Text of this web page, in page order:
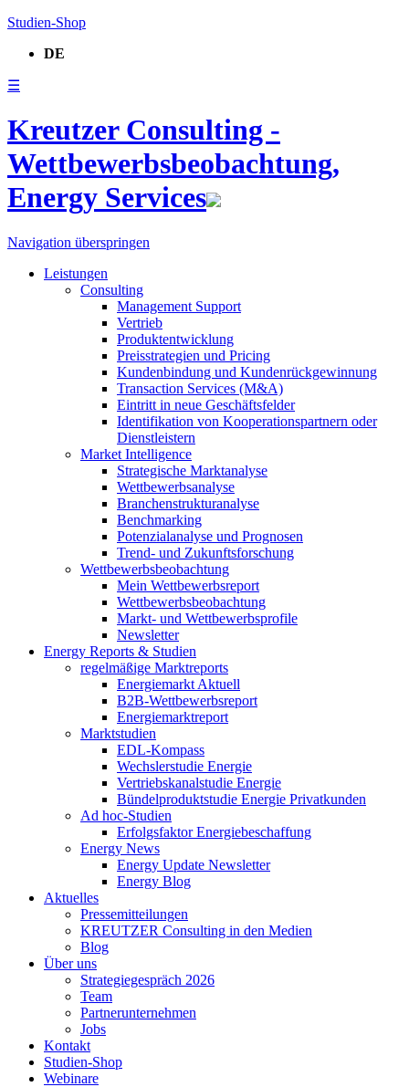
Studien-Shop
DE
☰
Kreutzer Consulting -
Wettbewerbsbeobachtung,
Energy Services
Navigation überspringen
Leistungen
Consulting
Management Support
Vertrieb
Produktentwicklung
Preisstrategien und Pricing
Kundenbindung und Kundenrückgewinnung
Transaction Services (M&A)
Eintritt in neue Geschäftsfelder
Identifikation von Kooperationspartnern oder
Dienstleistern
Market Intelligence
Strategische Marktanalyse
Wettbewerbsanalyse
Branchenstrukturanalyse
Benchmarking
Potenzialanalyse und Prognosen
Trend- und Zukunftsforschung
Wettbewerbs­beobachtung
Mein Wettbewerbsreport
Wettbewerbsbeobachtung
Markt- und Wettbewerbsprofile
Newsletter
Energy Reports & Studien
regelmäßige Marktreports
Energiemarkt Aktuell
B2B-Wettbewerbsreport
Energiemarktreport
Marktstudien
EDL-Kompass
Wechslerstudie Energie
Vertriebskanalstudie Energie
Bündelproduktstudie Energie Privatkunden
Ad hoc-Studien
Erfolgsfaktor Energiebeschaffung
Energy News
Energy Update Newsletter
Energy Blog
Aktuelles
Pressemitteilungen
KREUTZER Consulting in den Medien
Blog
Über uns
Strategiegespräch 2026
Team
Partnerunternehmen
Jobs
Kontakt
Studien-Shop
Webinare